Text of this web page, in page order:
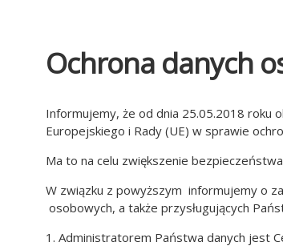
Ochrona danych
Informujemy, że od dnia 25.05.2018 roku
Europejskiego i Rady (UE) w sprawie
Ma to na celu zwiększenie
W związku z powyższym informujemy o
osobowych, a także przysługujących
1. Administratorem Państwa danych jest